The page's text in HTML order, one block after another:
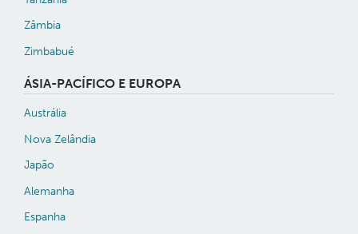
Zâmbia
Zimbabué
ÁSIA-PACÍFICO E EUROPA
Austrália
Nova Zelândia
Japão
Alemanha
Espanha